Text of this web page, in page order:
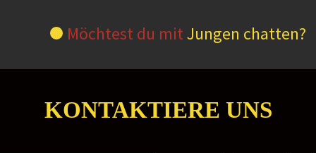
Möchtest du mitJungen chatten?
KONTAKTIERE UNS